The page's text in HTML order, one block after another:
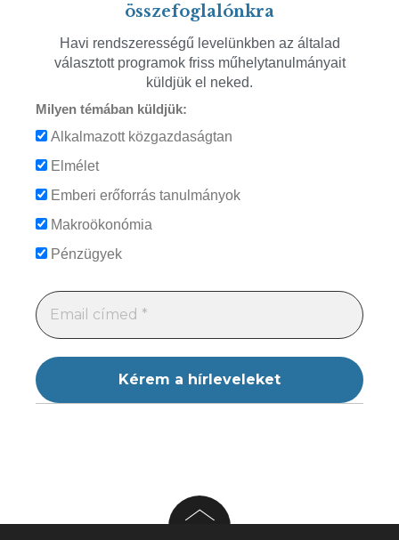
összefoglalónkra
Havi rendszerességű levelünkben az általad
választott programok friss műhelytanulmányait
küldjük el neked.
Milyen témában küldjük:
Alkalmazott közgazdaságtan
Elmélet
Emberi erőforrás tanulmányok
Makroökonómia
Pénzügyek